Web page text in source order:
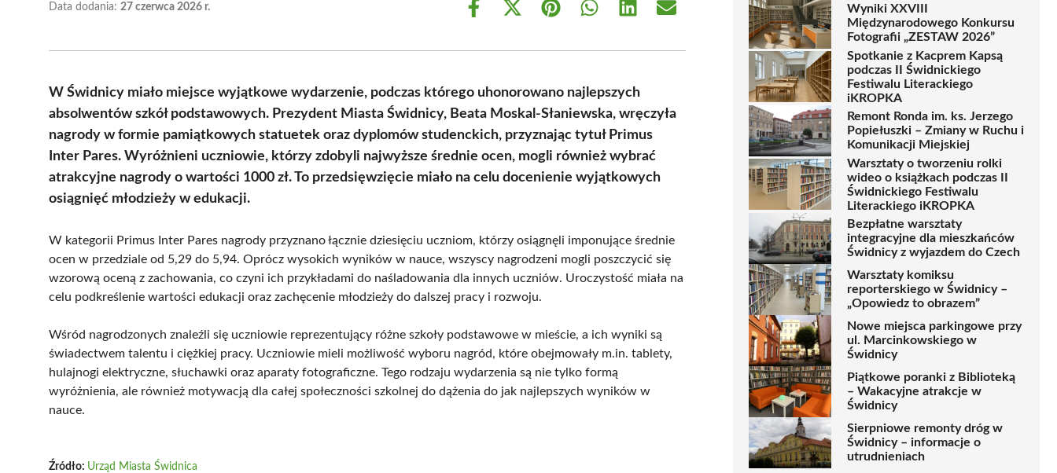
Data dodania: 27 czerwca 2026 r.
Share
Share
(Twitter)
Share Share Share Share
W Świdnicy miało miejsce wyjątkowe wydarzenie, podczas którego uhonorowano najlepszych
absolwentów szkół podstawowych. Prezydent Miasta Świdnicy, Beata Moskal-Słaniewska, wręczyła
nagrody w formie pamiątkowych statuetek oraz dyplomów studenckich, przyznając tytuł Primus
Inter Pares. Wyróżnieni uczniowie, którzy zdobyli najwyższe średnie ocen, mogli również wybrać
atrakcyjne nagrody o wartości 1000 zł. To przedsięwzięcie miało na celu docenienie wyjątkowych
osiągnięć młodzieży w edukacji.
W kategorii Primus Inter Pares nagrody przyznano łącznie dziesięciu uczniom, którzy osiągnęli imponujące średnie
ocen w przedziale od 5,29 do 5,94. Oprócz wysokich wyników w nauce, wszyscy nagrodzeni mogli poszczycić się
wzorową oceną z zachowania, co czyni ich przykładami do naśladowania dla innych uczniów. Uroczystość miała na
celu podkreślenie wartości edukacji oraz zachęcenie młodzieży do dalszej pracy i rozwoju.
Wśród nagrodzonych znaleźli się uczniowie reprezentujący różne szkoły podstawowe w mieście, a ich wyniki są
świadectwem talentu i ciężkiej pracy. Uczniowie mieli możliwość wyboru nagród, które obejmowały m.in. tablety,
hulajnogi elektryczne, słuchawki oraz aparaty fotograficzne. Tego rodzaju wydarzenia są nie tylko formą
wyróżnienia, ale również motywacją dla całej społeczności szkolnej do dążenia do jak najlepszych wyników w
nauce.
Źródło: Urząd Miasta Świdnica
Wyniki XXVIII
Międzynarodowego Konkursu
Fotografii „ZESTAW 2026”
Spotkanie z Kacprem Kapsą
podczas II Świdnickiego
Festiwalu Literackiego
iKROPKA
Remont Ronda im. ks. Jerzego
Popiełuszki – Zmiany w Ruchu i
Komunikacji Miejskiej
Warsztaty o tworzeniu rolki
wideo o książkach podczas II
Świdnickiego Festiwalu
Literackiego iKROPKA
Bezpłatne warsztaty
integracyjne dla mieszkańców
Świdnicy z wyjazdem do Czech
Warsztaty komiksu
reporterskiego w Świdnicy –
„Opowiedz to obrazem”
Nowe miejsca parkingowe przy
ul. Marcinkowskiego w
Świdnicy
Piątkowe poranki z Biblioteką
– Wakacyjne atrakcje w
Świdnicy
Sierpniowe remonty dróg w
Świdnicy – informacje o
utrudnieniach